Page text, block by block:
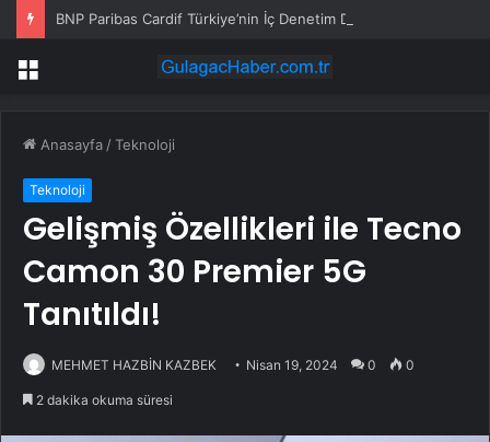
Menü
Anasayfa /Teknoloji
Teknoloji
Gelişmiş Özellikleri ile Tecno
Camon 30 Premier 5G
Tanıtıldı!
MEHMET HAZBİN KAZBEK Nisan 19, 2024 0 0
2 dakika okuma süresi